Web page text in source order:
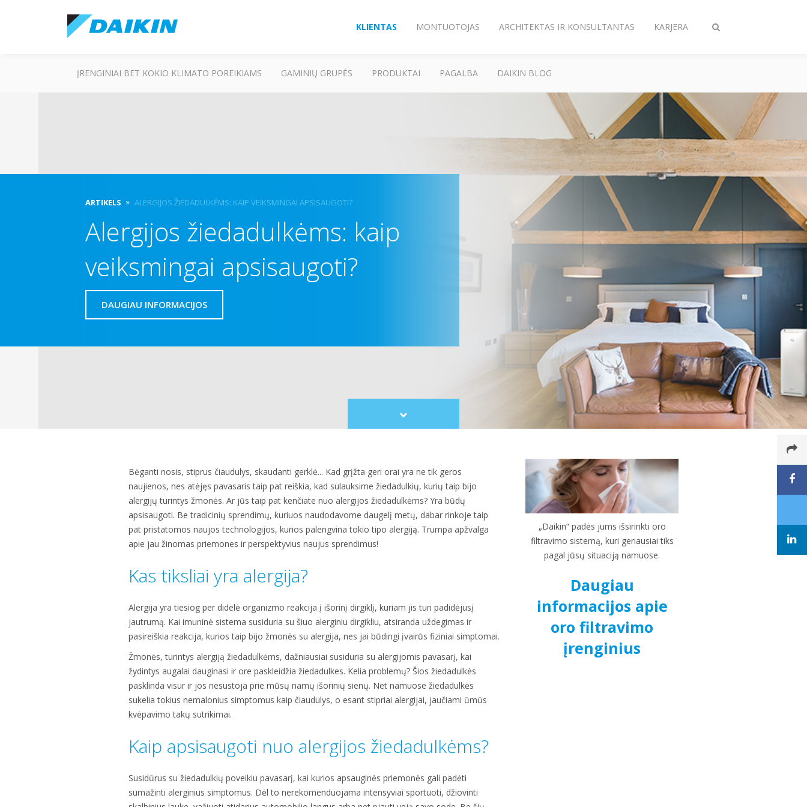
Toggle
KLIENTAS MONTUOTOJAS ARCHITEKTAS IR KONSULTANTAS KARJERA
ĮRENGINIAI BET KOKIO KLIMATO POREIKIAMS GAMINIŲ GRUPĖS PRODUKTAI PAGALBA DAIKIN BLOG
ARTIKELS ALERGIJOS ŽIEDADULKĖMS: KAIP VEIKSMINGAI APSISAUGOTI?
Alergijos žiedadulkėms: kaip
veiksmingai apsisaugoti?
DAUGIAU INFORMACIJOS
Scroll
to
Bėganti nosis, stiprus čiaudulys, skaudanti gerklė... Kad grįžta geri orai yra ne tik geros
naujienos, nes atėjęs pavasaris taip pat reiškia, kad sulauksime žiedadulkių, kurių taip bijo
alergijų turintys žmonės. Ar jūs taip pat kenčiate nuo alergijos žiedadulkėms? Yra būdų
apsisaugoti. Be tradicinių sprendimų, kuriuos naudodavome daugelį metų, dabar rinkoje taip
pat pristatomos naujos technologijos, kurios palengvina tokio tipo alergiją. Trumpa apžvalga
apie jau žinomas priemones ir perspektyvius naujus sprendimus!
Kas tiksliai yra alergija?
Alergija yra tiesiog per didelė organizmo reakcija į išorinį dirgiklį, kuriam jis turi padidėjusį
jautrumą. Kai imuninė sistema susiduria su šiuo alerginiu dirgikliu, atsiranda uždegimas ir
pasireiškia reakcija, kurios taip bijo žmonės su alergija, nes jai būdingi įvairūs fiziniai simptomai.
Žmonės, turintys alergiją žiedadulkėms, dažniausiai susiduria su alergijomis pavasarį, kai
žydintys augalai dauginasi ir ore paskleidžia žiedadulkes. Kelia problemų? Šios žiedadulkės
pasklinda visur ir jos nesustoja prie mūsų namų išorinių sienų. Net namuose žiedadulkės
sukelia tokius nemalonius simptomus kaip čiaudulys, o esant stipriai alergijai, jaučiami ūmūs
kvėpavimo takų sutrikimai.
Kaip apsisaugoti nuo alergijos žiedadulkėms?
Susidūrus su žiedadulkių poveikiu pavasarį, kai kurios apsauginės priemonės gali padėti
sumažinti alerginius simptomus. Dėl to nerekomenduojama intensyviai sportuoti, džiovinti
„Daikin“ padės jums išsirinkti oro
filtravimo sistemą, kuri geriausiai tiks
pagal jūsų situaciją namuose.
Daugiau
informacijos apie
oro filtravimo
įrenginius